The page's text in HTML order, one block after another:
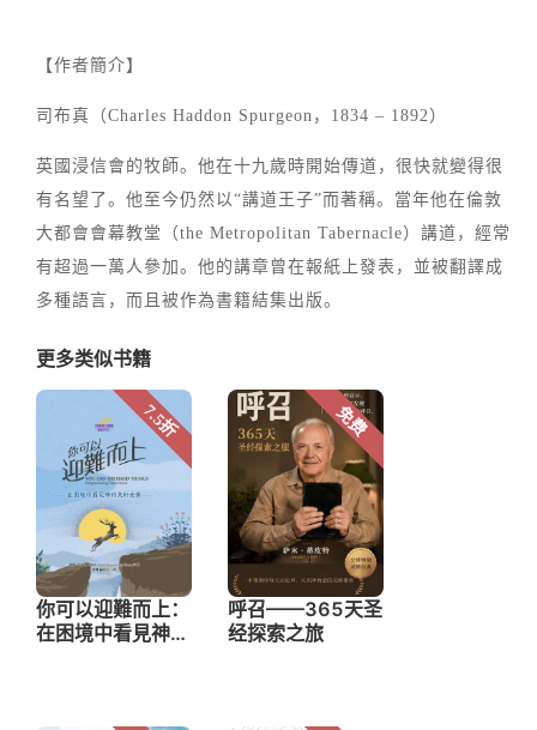
【作者簡介】
司布真（Charles Haddon Spurgeon，1834 – 1892）
英國浸信會的牧師。他在十九歲時開始傳道，很快就變得很
有名望了。他至今仍然以“講道王子”而著稱。當年他在倫敦
大都會會幕教堂（the Metropolitan Tabernacle）講道，經常
有超過一萬人參加。他的講章曾在報紙上發表，並被翻譯成
多種語言，而且被作為書籍結集出版。
更多类似书籍